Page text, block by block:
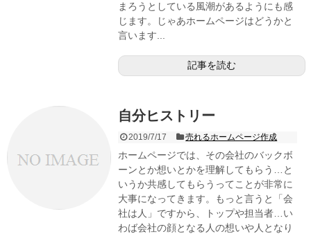
まろうとしている風潮があるようにも感
じます。じゃあホームページはどうかと
言います...
記事を読む
自分ヒストリー
2019/7/17 売れるホームページ作成
ホームページでは、その会社のバックボ
ーンとか想いとかを理解してもらう…と
いうか共感してもらうってことが非常に
大事になってきます。もっと言うと「会
社は人」ですから、トップや担当者…い
わば会社の顔となる人の想いや人となり